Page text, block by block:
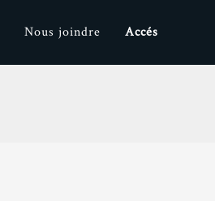
Nous joindre Accés